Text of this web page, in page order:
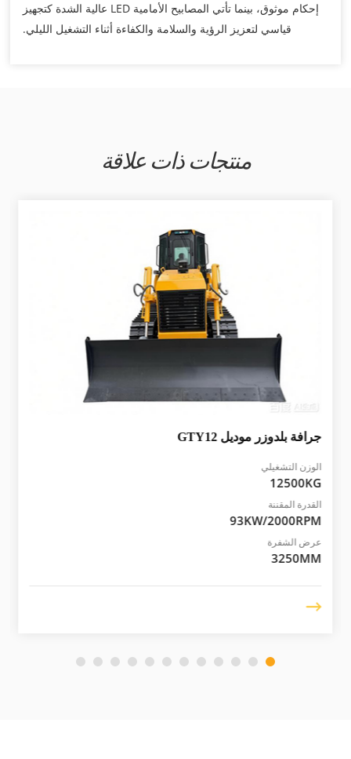
إحكام موثوق، بينما تأتي المصابيح الأمامية LED عالية الشدة كتجهيز
قياسي لتعزيز الرؤية والسلامة والكفاءة أثناء التشغيل الليلي.
منتجات ذات علاقة
جرافة بلدوزر موديل GTY12
الوزن التشغيلي
12500KG
القدرة المقننة
93KW/2000RPM
عرض الشفرة
3250MM